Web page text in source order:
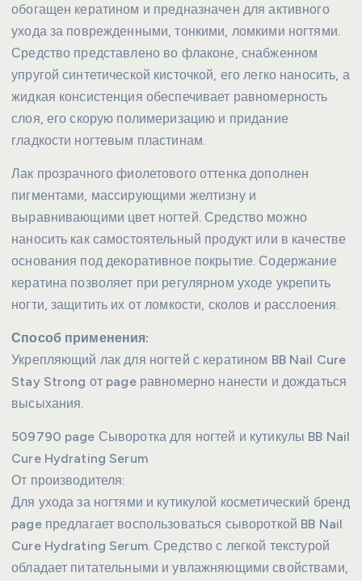
обогащен кератином и предназначен для активного
ухода за поврежденными, тонкими, ломкими ногтями.
Средство представлено во флаконе, снабженном
упругой синтетической кисточкой, его легко наносить, а
жидкая консистенция обеспечивает равномерность
слоя, его скорую полимеризацию и придание
гладкости ногтевым пластинам.
Лак прозрачного фиолетового оттенка дополнен
пигментами, массирующими желтизну и
выравнивающими цвет ногтей. Средство можно
наносить как самостоятельный продукт или в качестве
основания под декоративное покрытие. Содержание
кератина позволяет при регулярном уходе укрепить
ногти, защитить их от ломкости, сколов и расслоения.
Способ применения:
Укрепляющий лак для ногтей с кератином BB Nail Cure
Stay Strong от page равномерно нанести и дождаться
высыхания.
509790 page Сыворотка для ногтей и кутикулы BB Nail
Cure Hydrating Serum
От производителя:
Для ухода за ногтями и кутикулой косметический бренд
page предлагает воспользоваться сывороткой BB Nail
Cure Hydrating Serum. Средство с легкой текстурой
обладает питательными и увлажняющими свойствами,